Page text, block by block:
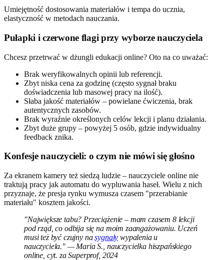
Umiejętność dostosowania materiałów i tempa do ucznia,
elastyczność w metodach nauczania.
Pułapki i czerwone flagi przy wyborze nauczyciela
Chcesz przetrwać w dżungli edukacji online? Oto na co uważać:
Brak weryfikowalnych opinii lub referencji.
Zbyt niska cena za godzinę (często sygnał braku
doświadczenia lub masowej pracy na ilość).
Słaba jakość materiałów – powielane ćwiczenia, brak
autentycznych zasobów.
Brak wyraźnie określonych celów lekcji i planu działania.
Zbyt duże grupy – powyżej 5 osób, gdzie indywidualny
feedback znika.
Konfesje nauczycieli: o czym nie mówi się głośno
Za ekranem kamery też siedzą ludzie – nauczyciele online nie
traktują pracy jak automatu do wypluwania haseł. Wielu z nich
przyznaje, że presja rynku wymusza czasem "przerabianie
materiału" kosztem jakości.
"Największe tabu? Przeciążenie – mam czasem 8 lekcji
pod rząd, co odbija się na moim zaangażowaniu. Uczeń
musi też być czujny nasygnały wypalenia u
nauczyciela." — Maria S., nauczycielka hiszpańskiego
online, cyt. za Superprof, 2024